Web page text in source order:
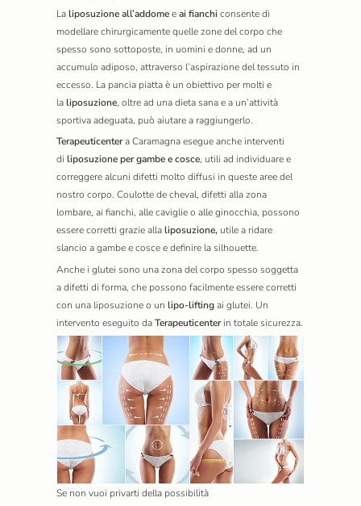
Laliposuzione all’addomeeai fianchiconsente di
modellare chirurgicamente quelle zone del corpo che
spesso sono sottoposte, in uomini e donne, ad un
accumulo adiposo, attraverso l’aspirazione del tessuto in
eccesso. La pancia piatta è un obiettivo per molti e
laliposuzione, oltre ad una dieta sana e a un’attività
sportiva adeguata, può aiutare a raggiungerlo.
Terapeuticentera Caramagnaesegue anche interventi
di liposuzione per gambe e cosce, utili ad individuare e
correggere alcuni difetti molto diffusi in queste aree del
nostro corpo. Coulotte de cheval, difetti alla zona
lombare, ai fianchi, alle caviglie o alle ginocchia, possono
essere corretti grazie allaliposuzione, utile a ridare
slancio a gambe e cosce e definire la silhouette.
Anche i glutei sono una zona del corpo spesso soggetta
a difetti di forma, che possono facilmente essere corretti
con una liposuzione o un lipo-liftingai glutei. Un
intervento eseguito daTerapeuticenterin totale sicurezza.
Se non vuoi privarti della possibilità